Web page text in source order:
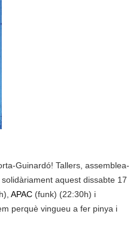
Guinardó! Tallers, assemblea-
aquest dissabte 17
APAC (funk) (22:30h) i
perquè vingueu a fer pinya i